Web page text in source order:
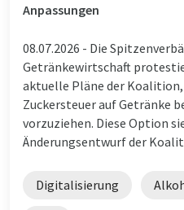
Anpassungen
08.07.2026 - Die
Getränkewirtschaft
aktuelle Pläne der
Zuckersteuer auf Getränke
vorzuziehen. Diese Option
Änderungsentwurf der
Digitalisierung